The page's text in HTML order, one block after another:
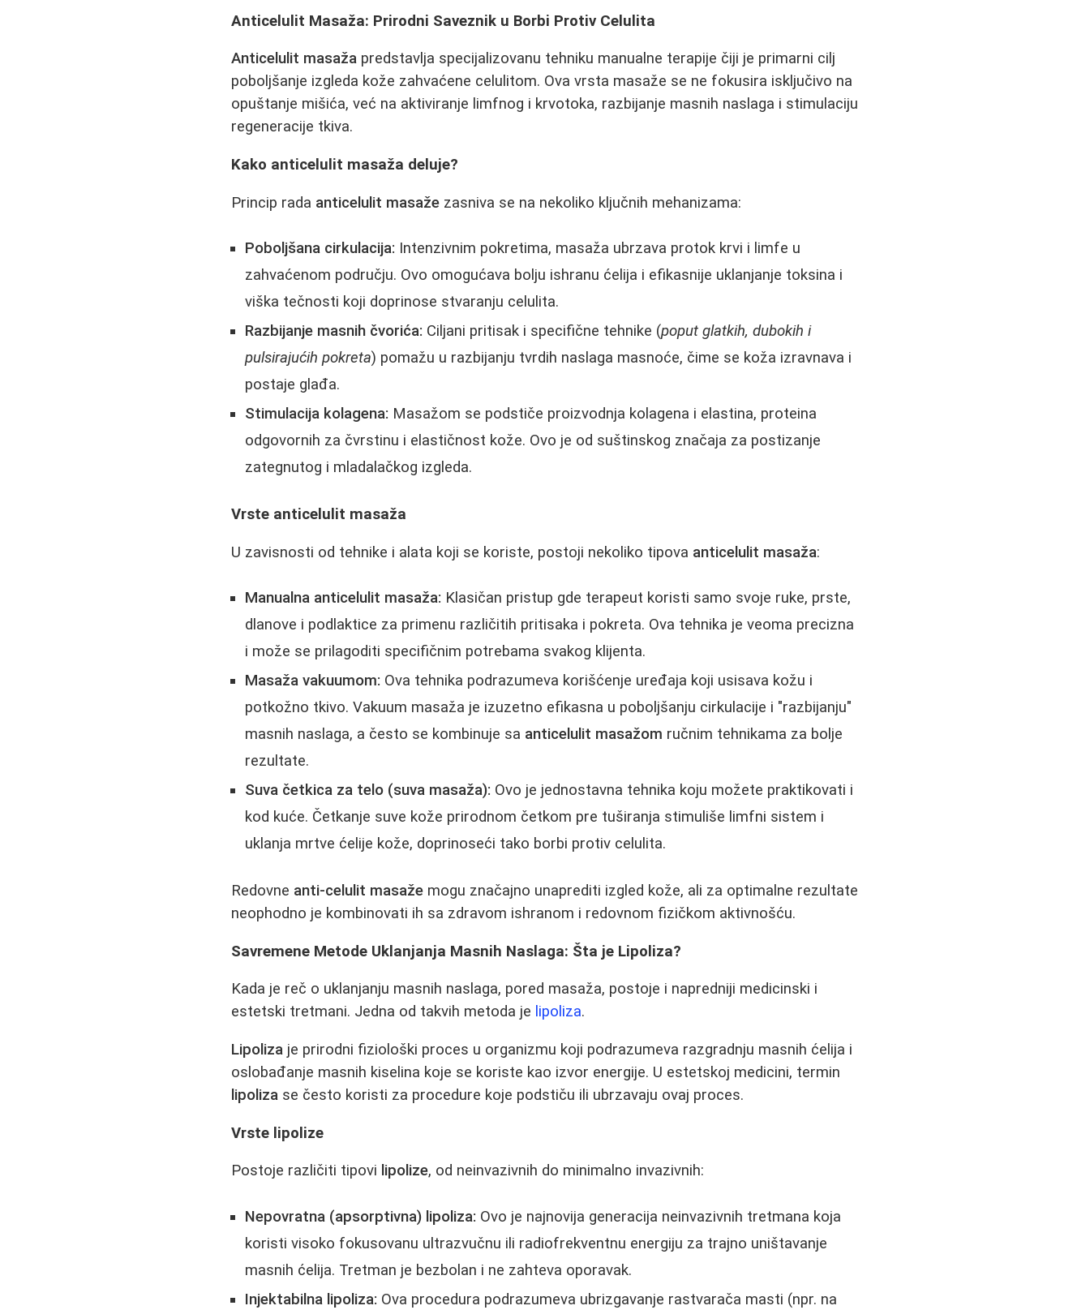
Anticelulit Masaža: Prirodni Saveznik u Borbi Protiv Celulita
Anticelulit masaža predstavlja specijalizovanu tehniku manualne terapije čiji je primarni cilj
poboljšanje izgleda kože zahvaćene celulitom. Ova vrsta masaže se ne fokusira isključivo na
opuštanje mišića, već na aktiviranje limfnog i krvotoka, razbijanje masnih naslaga i stimulaciju
regeneracije tkiva.
Kako anticelulit masaža deluje?
Princip rada anticelulit masaže zasniva se na nekoliko ključnih mehanizama:
Poboljšana cirkulacija: Intenzivnim pokretima, masaža ubrzava protok krvi i limfe u
zahvaćenom području. Ovo omogućava bolju ishranu ćelija i efikasnije uklanjanje toksina i
viška tečnosti koji doprinose stvaranju celulita.
Razbijanje masnih čvorića: Ciljani pritisak i specifične tehnike (poput glatkih, dubokih i
pulsirajućih pokreta) pomažu u razbijanju tvrdih naslaga masnoće, čime se koža izravnava i
postaje glađa.
Stimulacija kolagena: Masažom se podstiče proizvodnja kolagena i elastina, proteina
odgovornih za čvrstinu i elastičnost kože. Ovo je od suštinskog značaja za postizanje
zategnutog i mladalačkog izgleda.
Vrste anticelulit masaža
U zavisnosti od tehnike i alata koji se koriste, postoji nekoliko tipova anticelulit masaža:
Manualna anticelulit masaža: Klasičan pristup gde terapeut koristi samo svoje ruke, prste,
dlanove i podlaktice za primenu različitih pritisaka i pokreta. Ova tehnika je veoma precizna
i može se prilagoditi specifičnim potrebama svakog klijenta.
Masaža vakuumom: Ova tehnika podrazumeva korišćenje uređaja koji usisava kožu i
potkožno tkivo. Vakuum masaža je izuzetno efikasna u poboljšanju cirkulacije i "razbijanju"
masnih naslaga, a često se kombinuje sa anticelulit masažom ručnim tehnikama za bolje
rezultate.
Suva četkica za telo (suva masaža): Ovo je jednostavna tehnika koju možete praktikovati i
kod kuće. Četkanje suve kože prirodnom četkom pre tuširanja stimuliše limfni sistem i
uklanja mrtve ćelije kože, doprinoseći tako borbi protiv celulita.
Redovne anti-celulit masaže mogu značajno unaprediti izgled kože, ali za optimalne rezultate
neophodno je kombinovati ih sa zdravom ishranom i redovnom fizičkom aktivnošću.
Savremene Metode Uklanjanja Masnih Naslaga: Šta je Lipoliza?
Kada je reč o uklanjanju masnih naslaga, pored masaža, postoje i napredniji medicinski i
estetski tretmani. Jedna od takvih metoda je lipoliza.
Lipoliza je prirodni fiziološki proces u organizmu koji podrazumeva razgradnju masnih ćelija i
oslobađanje masnih kiselina koje se koriste kao izvor energije. U estetskoj medicini, termin
lipoliza se često koristi za procedure koje podstiču ili ubrzavaju ovaj proces.
Vrste lipolize
Postoje različiti tipovi lipolize, od neinvazivnih do minimalno invazivnih:
Nepovratna (apsorptivna) lipoliza: Ovo je najnovija generacija neinvazivnih tretmana koja
koristi visoko fokusovanu ultrazvučnu ili radiofrekventnu energiju za trajno uništavanje
masnih ćelija. Tretman je bezbolan i ne zahteva oporavak.
Injektabilna lipoliza: Ova procedura podrazumeva ubrizgavanje rastvarača masti (npr. na